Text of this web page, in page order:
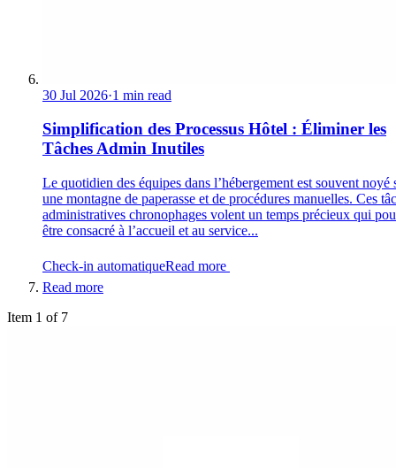
30 Jul 2026·1 min read
Simplification des Processus Hôtel : Éliminer les
Tâches Admin Inutiles
Le quotidien des équipes dans l’hébergement est souvent noyé
une montagne de paperasse et de procédures manuelles. Ces
administratives chronophages volent un temps précieux qui
être consacré à l’accueil et au service...
Check-in automatiqueRead more
Read more
Item 1 of 7